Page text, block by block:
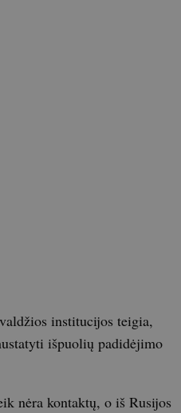
institucijos teigia,
išpuolių padidėjimo
nėra kontaktų, o iš Rusijos